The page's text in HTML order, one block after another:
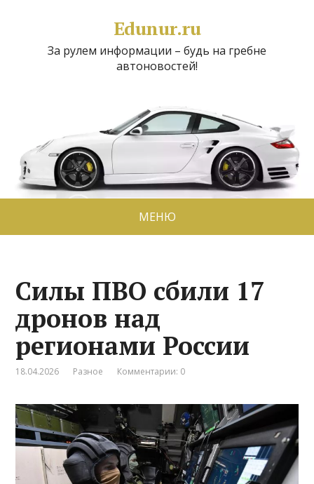
Edunur.ru
За рулем информации – будь на гребне
автоновостей!
МЕНЮ
Силы ПВО сбили 17
дронов над
регионами России
18.04.2026 Разное Комментарии: 0